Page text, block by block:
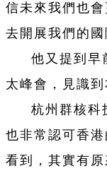
信未來我們也
去開展我們的國
他又提到早
太峰會，見識
杭州群核科
也非常認可香
看到，其實有